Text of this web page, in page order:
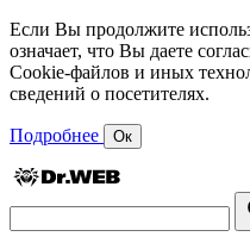
Если Вы продолжите
означает, что Вы даете
Cookie-файлов и иных
сведений о посетителях.
Подробнее Ок